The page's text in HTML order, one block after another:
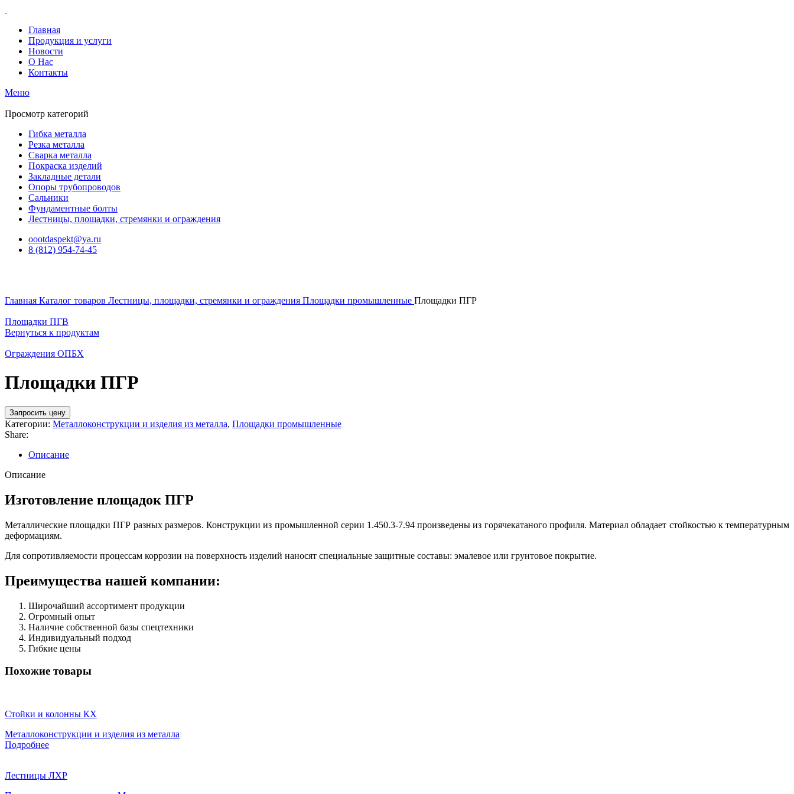
Главная
Продукция и услуги
Новости
О Нас
Контакты
Меню
Просмотр категорий
Гибка металла
Резка металла
Сварка металла
Покраска изделий
Закладные детали
Опоры трубопроводов
Сальники
Фундаментные болты
Лестницы, площадки, стремянки и ограждения
oootdaspekt@ya.ru
8 (812) 954-74-45
Главная Каталог товаров Лестницы, площадки, стремянки и ограждения Площадки промышленные Площадки ПГР
Площадки ПГВ
Вернуться к продуктам
Ограждения ОПБХ
Площадки ПГР
Запросить цену
Категории: Металлоконструкции и изделия из металла, Площадки промышленные
Share:
Описание
Описание
Изготовление площадок ПГР
Металлические площадки ПГР разных размеров. Конструкции из промышленной серии 1.450.3-7.94 произведены из горячекатаного профиля. Материал обладает стойкостью к температурным
деформациям.
Для сопротивляемости процессам коррозии на поверхность изделий наносят специальные защитные составы: эмалевое или грунтовое покрытие.
Преимущества нашей компании:
Широчайший ассортимент продукции
Огромный опыт
Наличие собственной базы спецтехники
Индивидуальный подход
Гибкие цены
Похожие товары
Стойки и колонны КХ
Металлоконструкции и изделия из металла
Подробнее
Лестницы ЛХР